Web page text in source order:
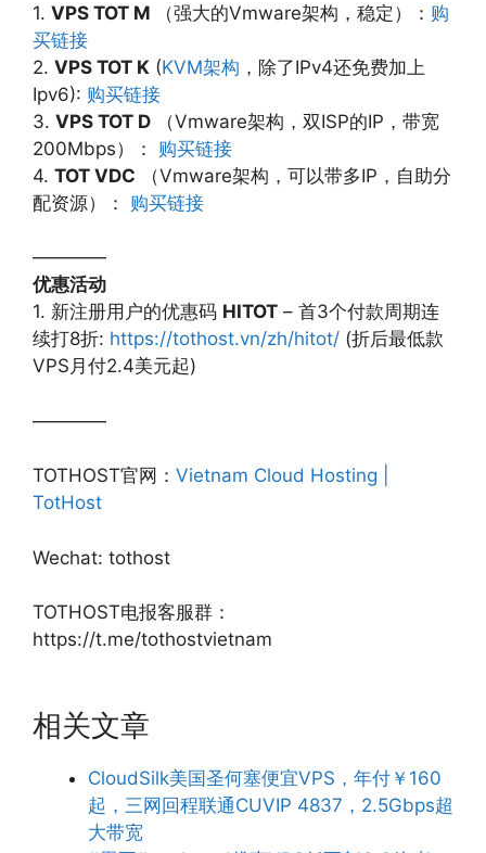
1. VPS TOT M （强大的Vmware架构，稳定）： 购
买链接
2. VPS TOT K (KVM架构 ，除了IPv4还免费加上
Ipv6): 购买链接
3. VPS TOT D （Vmware架构，双ISP的IP，带宽
200Mbps）： 购买链接
4. TOT VDC （Vmware架构，可以带多IP，自助分
配资源）： 购买链接
————
优惠活动
1. 新注册用户的优惠码 HITOT – 首3个付款周期连
续打8折: https://tothost.vn/zh/hitot/ (折后最低款
VPS月付2.4美元起)
————
TOTHOST官网： Vietnam Cloud Hosting |
TotHost
Wechat: tothost
TOTHOST电报客服群：
https://t.me/tothostvietnam
相关文章
CloudSilk美国圣何塞便宜VPS，年付￥160
起，三网回程联通CUVIP 4837，2.5Gbps超
大带宽